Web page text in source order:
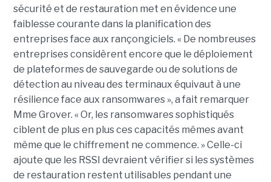
sécurité et de restauration met en évidence une
faiblesse courante dans la planification des
entreprises face aux rançongiciels. « De nombreuses
entreprises considèrent encore que le déploiement
de plateformes de sauvegarde ou de solutions de
détection au niveau des terminaux équivaut à une
résilience face aux ransomwares », a fait remarquer
Mme Grover. « Or, les ransomwares sophistiqués
ciblent de plus en plus ces capacités mêmes avant
même que le chiffrement ne commence. » Celle-ci
ajoute que les RSSI devraient vérifier si les systèmes
de restauration restent utilisables pendant une